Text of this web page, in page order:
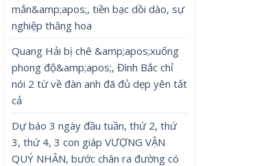
mắn&amp;apos;, tiền bạc dồi dào, sự
nghiệp thăng hoa
Quang Hải bị chê &amp;apos;xuống
phong độ&amp;apos;, Đình Bắc chỉ
nói 2 từ về đàn anh đã đủ dẹp yên tất
cả
Dự báo 3 ngày đầu tuần, thứ 2, thứ
3, thứ 4, 3 con giáp VƯỢNG VẬN
QUÝ NHÂN, bước chân ra đường có